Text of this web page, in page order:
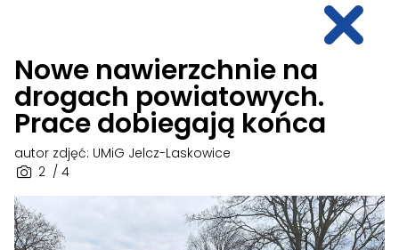
Nowe nawierzchnie na
drogach powiatowych.
Prace dobiegają końca
2 / 4
autor zdjęć: UMiG Jelcz-Laskowice